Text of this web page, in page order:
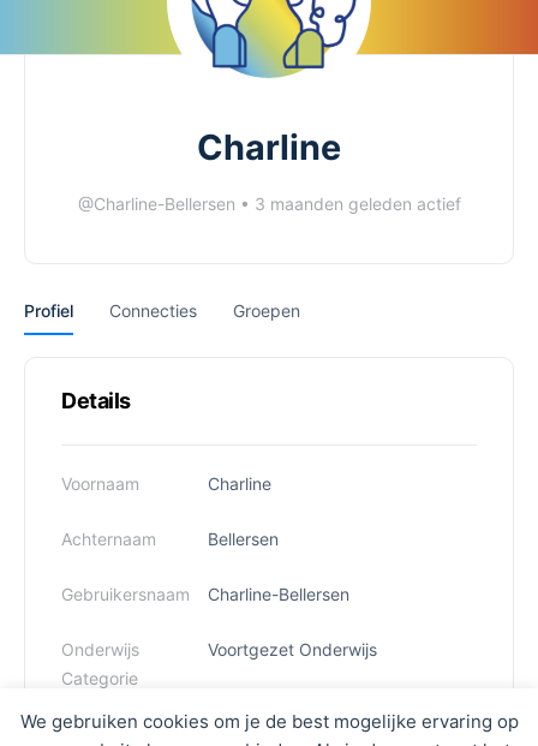
We gebruiken cookies om je de best mogelijke ervaring op
Charline
@Charline-Bellersen • 3 maanden geleden actief
Profiel Connecties Groepen
Details
Voornaam Charline
Achternaam Bellersen
Gebruikersnaam Charline-Bellersen
Onderwijs
Categorie
Voortgezet Onderwijs
Functie Overig